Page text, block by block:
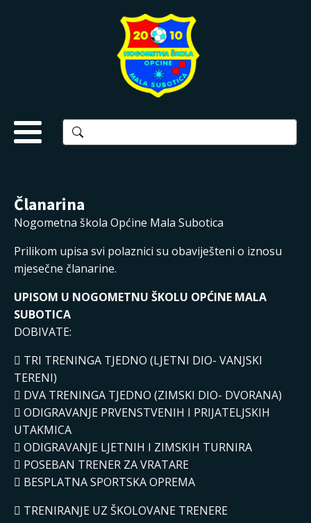
Članarina
Nogometna škola Općine Mala Subotica
Prilikom upisa svi polaznici su obaviješteni o iznosu
mjesečne članarine.
UPISOM U NOGOMETNU ŠKOLU OPĆINE MALA
SUBOTICA
DOBIVATE:
 TRI TRENINGA TJEDNO (LJETNI DIO- VANJSKI
TERENI)
 DVA TRENINGA TJEDNO (ZIMSKI DIO- DVORANA)
 ODIGRAVANJE PRVENSTVENIH I PRIJATELJSKIH
UTAKMICA
 ODIGRAVANJE LJETNIH I ZIMSKIH TURNIRA
 POSEBAN TRENER ZA VRATARE
 BESPLATNA SPORTSKA OPREMA
 TRENIRANJE UZ ŠKOLOVANE TRENERE